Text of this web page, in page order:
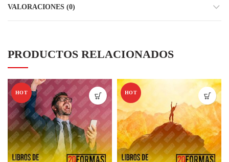
VALORACIONES (0)
PRODUCTOS RELACIONADOS
HOT HOT